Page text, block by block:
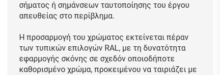
σήματος ή σημάνσεων ταυτοποίησης του έργου
απευθείας στο περίβλημα.
Η προσαρμογή του χρώματος εκτείνεται πέραν
των τυπικών επιλογών RAL, με τη δυνατότητα
εφαρμογής σκόνης σε σχεδόν οποιοδήποτε
καθορισμένο χρώμα, προκειμένου να ταιριάζει με